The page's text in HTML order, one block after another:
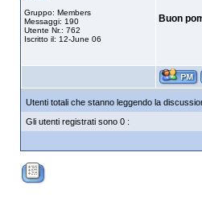
Gruppo: Members
Messaggi: 190
Utente Nr.: 762
Iscritto il: 12-June 06
Buon
Utenti totali che stanno leggendo la
Gli utenti registrati sono 0 :